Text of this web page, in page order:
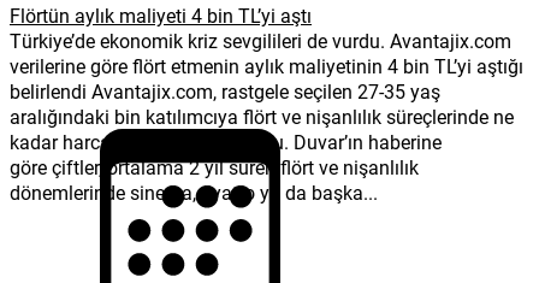
Flörtün aylık maliyeti 4 bin TL’yi aştı
Türkiye’de ekonomik kriz sevgilileri de vurdu. Avantajix.com
verilerine göre flört etmenin aylık maliyetinin 4 bin TL’yi aştığı
belirlendi Avantajix.com, rastgele seçilen 27-35 yaş
aralığındaki bin katılımcıya flört ve nişanlılık süreçlerinde ne
kadar harcama yapıldığını sordu. Duvar’ın haberine
göre çiftler, ortalama 2 yıl süren flört ve nişanlılık
dönemlerinde sinema, tiyatro ya da başka...